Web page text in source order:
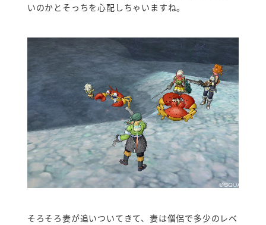
いのかとそっちを心配しちゃいますね。
そろそろ妻が追いついてきて、妻は僧侶で多少のレベ